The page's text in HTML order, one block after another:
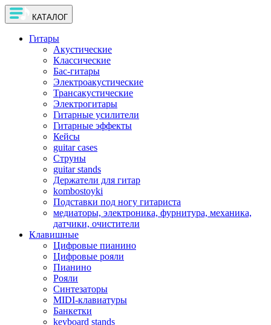
КАТАЛОГ
Гитары
Акустические
Классические
Бас-гитары
Электроакустические
Трансакустические
Электрогитары
Гитарные усилители
Гитарные эффекты
Кейсы
guitar cases
Струны
guitar stands
Держатели для гитар
kombostoyki
Подставки под ногу гитариста
медиаторы, электроника, фурнитура, механика,
датчики, очистители
Клавишные
Цифровые пианино
Цифровые рояли
Пианино
Рояли
Синтезаторы
MIDI-клавиатуры
Банкетки
keyboard stands